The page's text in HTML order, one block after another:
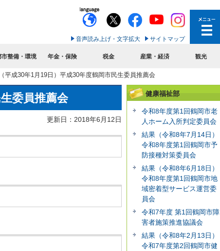
音声読み上げ・文字拡大 サイトマップ
市整備・環境 年金・保険 税金 産業・経済 観光
平成30年1月19日）平成30年度鶴岡市民生委員推薦会
委員推薦会
更新日：2018年6月12日
健康福祉部
令和8年度第1回鶴岡市老
人ホーム入所判定委員会
結果（令和8年7月14日）
令和8年度第1回鶴岡市予
防接種対策委員会
結果（令和8年6月18日）
令和8年度第1回鶴岡市地
域密着型サービス運営委
員会
令和7年度 第1回鶴岡市障
害者施策推進協議会
結果（令和8年2月13日）
令和7年度第2回鶴岡市健